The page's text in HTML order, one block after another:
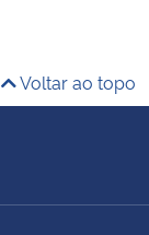
Voltar ao topo